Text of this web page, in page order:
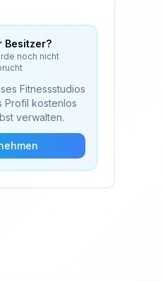
Besitzer?
noch nicht
Fitnessstudios
Profil kostenlos
verwalten.